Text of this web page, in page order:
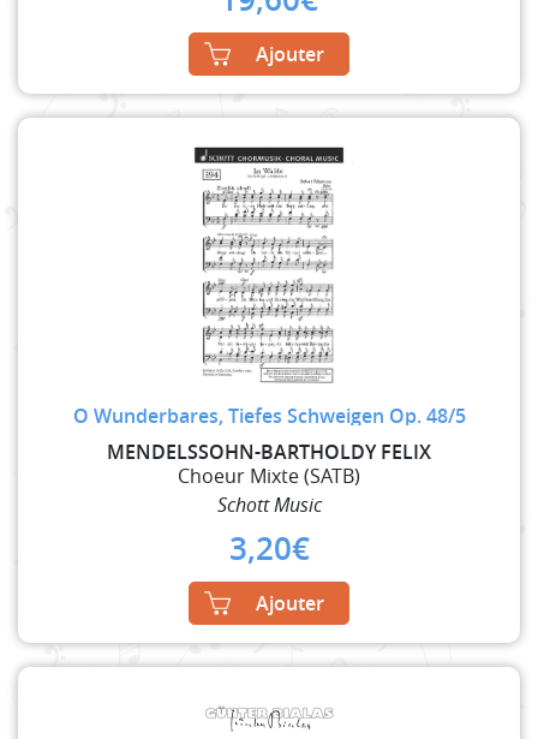
Ajouter
O Wunderbares, Tiefes Schweigen Op. 48/5
MENDELSSOHN-BARTHOLDY FELIX
Choeur Mixte (SATB)
Schott Music
3,20€
Ajouter